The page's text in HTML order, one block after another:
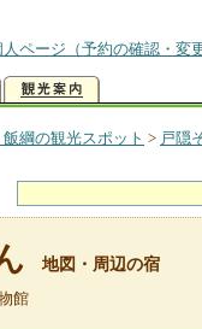
人ページ（予約の確認・変
綱の観光スポット > 戸隠
地図・周辺の宿
館